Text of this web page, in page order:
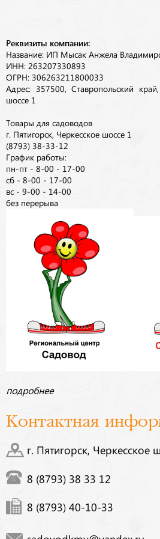
Реквизиты компании:
Название: ИП Мысак Анжела
ИНН: 263207330893
ОГРН: 306263211800033
Адрес: 357500, Ставропольский край,
шоссе 1
Товары для садоводов
г. Пятигорск, Черкесское шоссе 1
(8793) 38-33-12
График работы:
пн-пт - 8-00 - 17-00
сб - 8-00 - 17-00
вс - 9-00 - 14-00
без перерыва
подробнее
Контактная
г. Пятигорск, Черкесское
8 (8793) 38 33 12
8 (8793) 40-10-33